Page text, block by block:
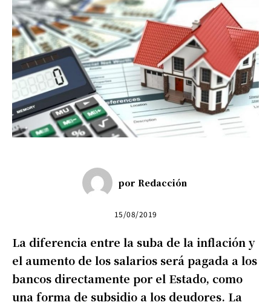
por Redacción
15/08/2019
La diferencia entre la suba de la inflación y
el aumento de los salarios será pagada a los
bancos directamente por el Estado, como
una forma de subsidio a los deudores. La